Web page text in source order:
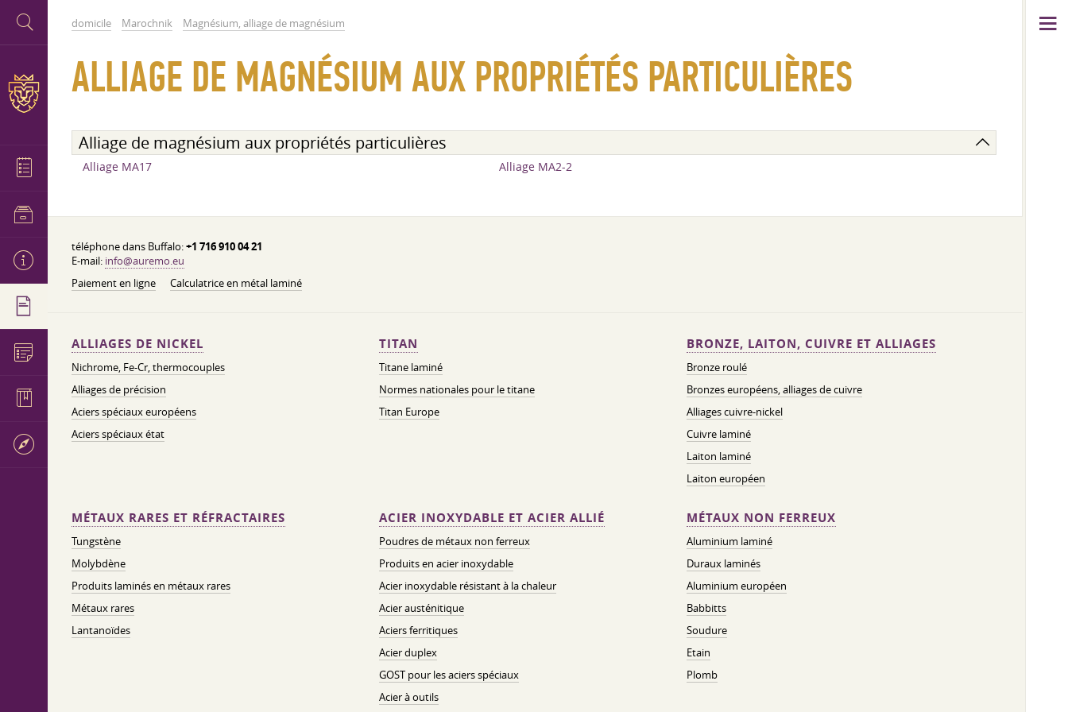
domicile Marochnik Magnésium, alliage de magnésium
ALLIAGE DE MAGNÉSIUM AUX PROPRIÉTÉS PARTICULIÈRES
Alliage de magnésium aux propriétés particulières
Alliage MA17 Alliage MA2-2
téléphone dans Buffalo:+1 716 910 04 21
E-mail: info@auremo.eu
Paiement en ligne
Calculatrice en métal laminé
ALLIAGES DE NICKEL
Nichrome, Fe-Cr, thermocouples
Alliages de précision
Aciers spéciaux européens
Aciers spéciaux état
TITAN
Titane laminé
Normes nationales pour le titane
Titan Europe
BRONZE, LAITON, CUIVRE ET ALLIAGES
Bronze roulé
Bronzes européens, alliages de cuivre
Alliages cuivre-nickel
Cuivre laminé
Laiton laminé
Laiton européen
MÉTAUX RARES ET RÉFRACTAIRES
Tungstène
Molybdène
Produits laminés en métaux rares
Métaux rares
Lantanoïdes
ACIER INOXYDABLE ET ACIER ALLIÉ
Poudres de métaux non ferreux
Produits en acier inoxydable
Acier inoxydable résistant à la chaleur
Acier austénitique
Aciers ferritiques
Acier duplex
GOST pour les aciers spéciaux
Acier à outils
MÉTAUX NON FERREUX
Aluminium laminé
Duraux laminés
Aluminium européen
Babbitts
Soudure
Etain
Plomb